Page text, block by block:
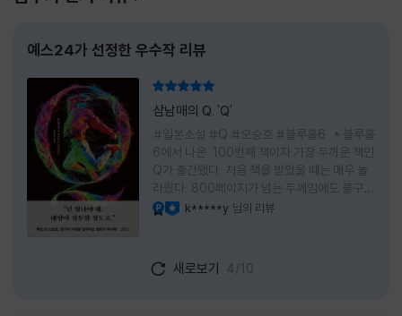
예스24가 선정한 우수작 리뷰
삼남매의 Q. 'Q'
#일본소설 #Q #오승호 #블루홀6 * 블루홀
6에서 나온 100번째 책이자 가장 두꺼운 책인
Q가 출간됐다. 처음 책을 받았을 때는 매우 놀
라웠다. 800페이지가 넘는 두께임에도 불구하
고 생각보다 책이 가벼웠다. 여기에 측면을 영
제목이 Q란다. 처음 제목을 봤을 때 나는 질문
을 의미하는 Question을 떠올렸다. 하지만 이
k*****y 님의 리뷰
새로보기 4/10